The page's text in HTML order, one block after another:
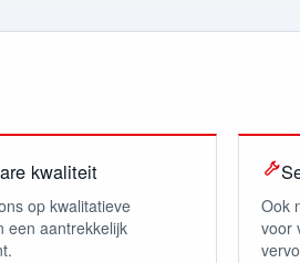
kwaliteit
op kwalitatieve
een aantrekkelijk
Ook
voor